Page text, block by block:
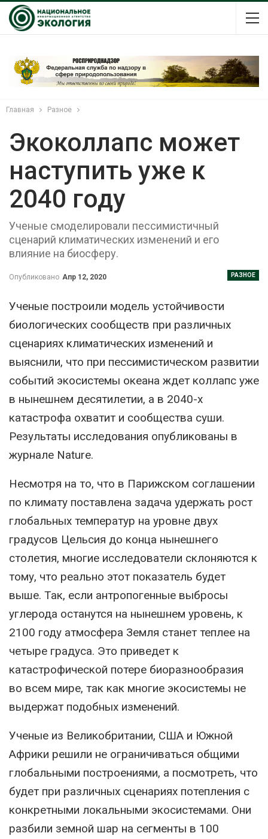
Главная Разное
Экоколлапс может
наступить уже к
2040 году
Ученые смоделировали пессимистичный
сценарий климатических изменений и его
влияние на биосферу.
РАЗНОЕ
Опубликовано Апр 12, 2020
Ученые построили модель устойчивости
биологических сообществ при различных
сценариях климатических изменений и
выяснили, что при пессимистическом развитии
событий экосистемы океана ждет коллапс уже
в нынешнем десятилетии, а в 2040-х
катастрофа охватит и сообщества суши.
Результаты исследования опубликованы в
журнале Nature.
Несмотря на то, что в Парижском соглашении
по климату поставлена задача удержать рост
глобальных температур на уровне двух
градусов Цельсия до конца нынешнего
столетия, многие исследователи склоняются к
тому, что реально этот показатель будет
выше. Так, если антропогенные выбросы
углерода останутся на нынешнем уровень, к
2100 году атмосфера Земля станет теплее на
четыре градуса. Это приведет к
катастрофической потере биоразнообразия
во всем мире, так как многие экосистемы не
выдержат подобных изменений.
Ученые из Великобритании, США и Южной
Африки решили не ограничиваться общими
глобальными построениями, а посмотреть, что
будет при различных сценариях потепления с
конкретными локальными экосистемами. Они
разбили земной шар на сегменты в 100